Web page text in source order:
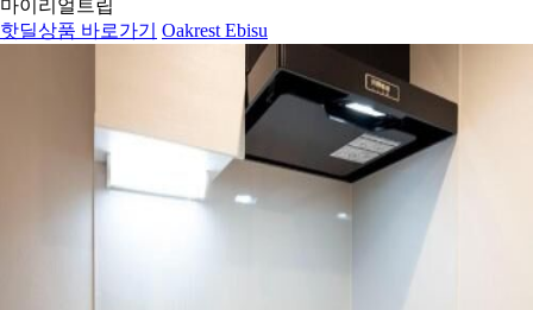
마이리얼트립
핫딜상품 바로가기
Oakrest Ebisu